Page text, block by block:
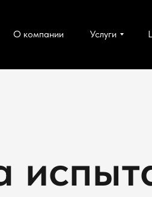
Услуги
О компании